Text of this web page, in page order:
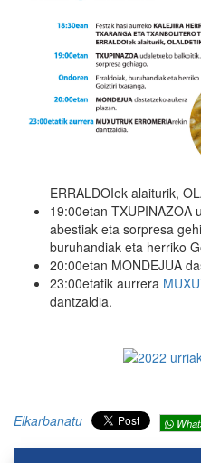
ERRALDOIek alaiturik,
19:00etan TXUPINAZOA
abestiak eta sorpresa
buruhandiak eta herriko
20:00etan MONDEJUA
23:00etatik aurrera
dantzaldia.
Elkarbanatu